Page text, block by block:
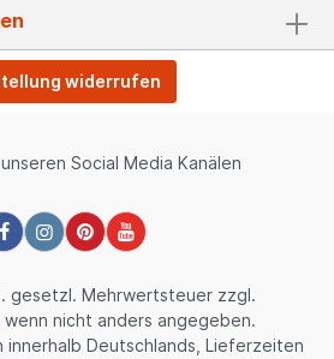
widerrufen
Social Media Kanälen
gesetzl. Mehrwertsteuer zzgl.
, wenn nicht anders angegeben.
Deutschlands, Lieferzeiten